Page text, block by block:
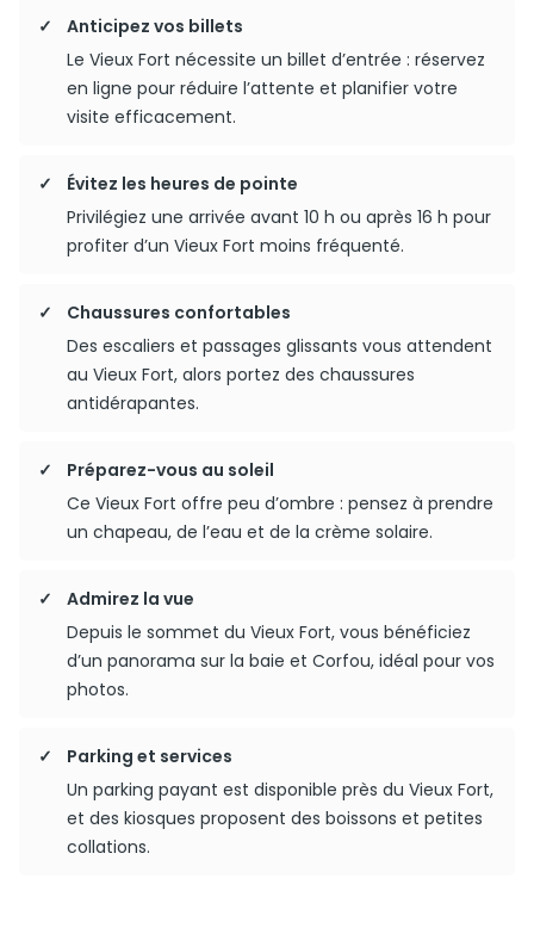
Anticipez vos billets
Le Vieux Fort nécessite un billet d’entrée : réservez
en ligne pour réduire l’attente et planifier votre
visite efficacement.
Évitez les heures de pointe
Privilégiez une arrivée avant 10 h ou après 16 h pour
profiter d’un Vieux Fort moins fréquenté.
Chaussures confortables
Des escaliers et passages glissants vous attendent
au Vieux Fort, alors portez des chaussures
antidérapantes.
Préparez-vous au soleil
Ce Vieux Fort offre peu d’ombre : pensez à prendre
un chapeau, de l’eau et de la crème solaire.
Admirez la vue
Depuis le sommet du Vieux Fort, vous bénéficiez
d’un panorama sur la baie et Corfou, idéal pour vos
photos.
Parking et services
Un parking payant est disponible près du Vieux Fort,
et des kiosques proposent des boissons et petites
collations.